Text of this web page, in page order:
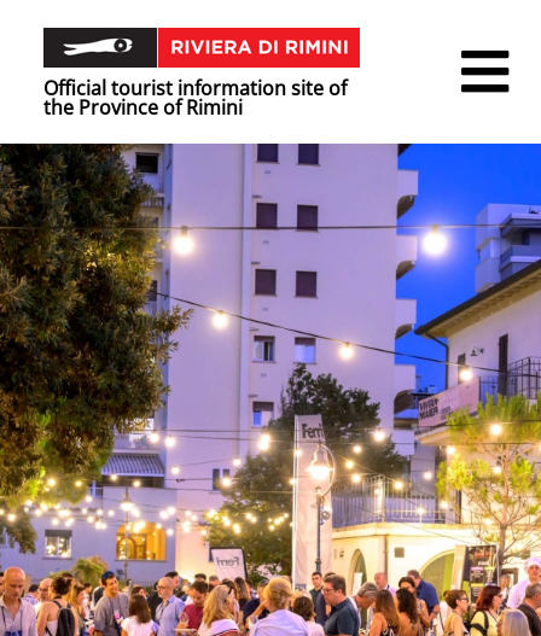
Official tourist information site of
the Province of Rimini